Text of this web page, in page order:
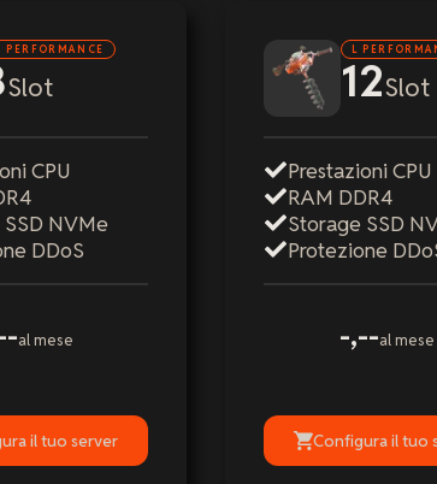
PERFORMANCE
Slot
CPU
NVMe
DDoS
al mese
il tuo server
L
12Slot
Prestazioni CPU
RAM DDR4
Storage SSD
Protezione
-,--al mese
Configura il tuo